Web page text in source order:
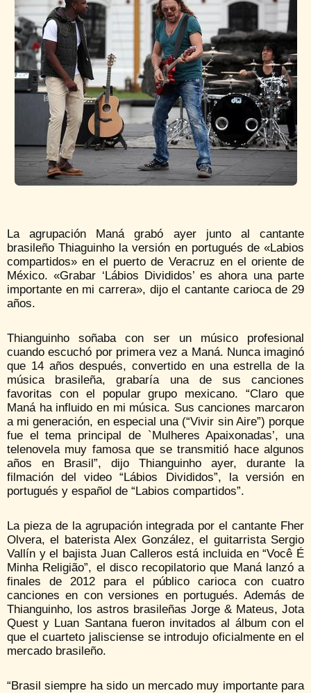
La agrupación Maná grabó ayer junto al cantante
brasileño Thiaguinho la versión en portugués de «Labios
compartidos» en el puerto de Veracruz en el oriente de
México. «Grabar ‘Lábios Divididos’ es ahora una parte
importante en mi carrera», dijo el cantante carioca de 29
años.
Thianguinho soñaba con ser un músico profesional
cuando escuchó por primera vez a Maná. Nunca imaginó
que 14 años después, convertido en una estrella de la
música brasileña, grabaría una de sus canciones
favoritas con el popular grupo mexicano. “Claro que
Maná ha influido en mi música. Sus canciones marcaron
a mi generación, en especial una (“Vivir sin Aire”) porque
fue el tema principal de `Mulheres Apaixonadas’, una
telenovela muy famosa que se transmitió hace algunos
años en Brasil”, dijo Thianguinho ayer, durante la
filmación del video “Lábios Divididos”, la versión en
portugués y español de “Labios compartidos”.
La pieza de la agrupación integrada por el cantante Fher
Olvera, el baterista Alex González, el guitarrista Sergio
Vallín y el bajista Juan Calleros está incluida en “Você É
Minha Religião”, el disco recopilatorio que Maná lanzó a
finales de 2012 para el público carioca con cuatro
canciones en con versiones en portugués. Además de
Thianguinho, los astros brasileñas Jorge & Mateus, Jota
Quest y Luan Santana fueron invitados al álbum con el
que el cuarteto jalisciense se introdujo oficialmente en el
mercado brasileño.
“Brasil siempre ha sido un mercado muy importante para